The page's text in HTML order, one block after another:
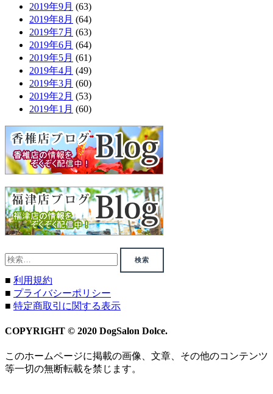
2019年9月 (63)
2019年8月 (64)
2019年7月 (63)
2019年6月 (64)
2019年5月 (61)
2019年4月 (49)
2019年3月 (60)
2019年2月 (53)
2019年1月 (60)
検
索:
■ 利用規約
■ プライバシーポリシー
■ 特定商取引に関する表示
COPYRIGHT © 2020 DogSalon Dolce.
このホームページに掲載の画像、文章、その他のコンテンツ
等一切の無断転載を禁じます。